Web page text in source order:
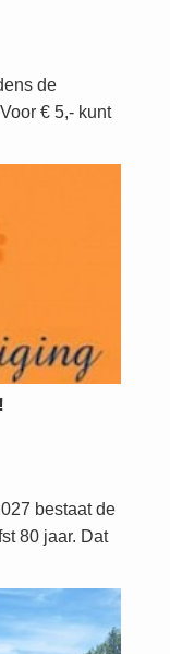
de
€ 5,- kunt
bestaat de
80 jaar. Dat